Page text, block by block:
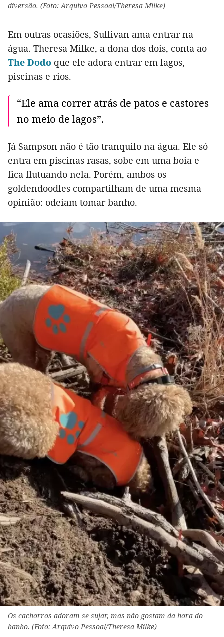
diversão. (Foto: Arquivo Pessoal/Theresa Milke)
Em outras ocasiões, Sullivan ama entrar na
água. Theresa Milke, a dona dos dois, conta ao
The Dodo que ele adora entrar em lagos,
piscinas e rios.
“Ele ama correr atrás de patos e castores
no meio de lagos”.
Já Sampson não é tão tranquilo na água. Ele só
entra em piscinas rasas, sobe em uma boia e
fica flutuando nela. Porém, ambos os
goldendoodles compartilham de uma mesma
opinião: odeiam tomar banho.
Os cachorros adoram se sujar, mas não gostam da hora do
banho. (Foto: Arquivo Pessoal/Theresa Milke)